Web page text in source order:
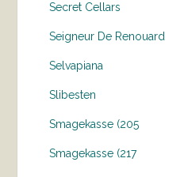
Secret Cellars
Seigneur De Renouard
Selvapiana
Slibesten
Smagekasse (205
Smagekasse (217